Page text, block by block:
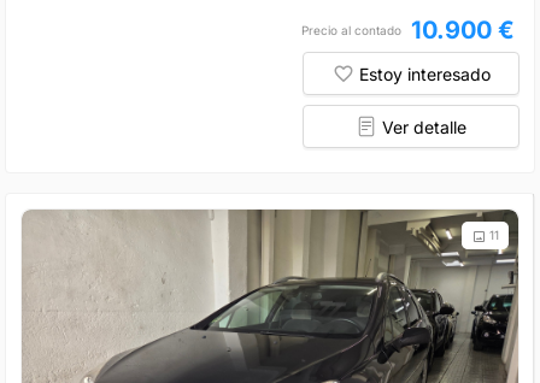
Precio al contado 10.900 €
Estoy interesado
Ver detalle
11